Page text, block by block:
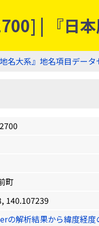
| 『日
名大系』地名項目データ
町
140.107239
の解析結果から緯度経度